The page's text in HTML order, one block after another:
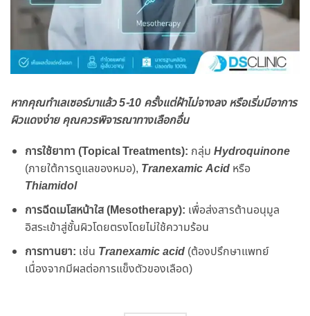
หากคุณทำเลเซอร์มาแล้ว 5-10 ครั้งแต่ฝ้าไม่จางลง หรือเริ่มมีอาการ
ผิวแดงง่าย คุณควรพิจารณาทางเลือกอื่น
การใช้ยาทา (Topical Treatments): กลุ่ม Hydroquinone
(ภายใต้การดูแลของหมอ), Tranexamic Acid หรือ
Thiamidol
การฉีดเมโสหน้าใส (Mesotherapy): เพื่อส่งสารต้านอนุมูล
อิสระเข้าสู่ชั้นผิวโดยตรงโดยไม่ใช้ความร้อน
การทานยา: เช่น Tranexamic acid(ต้องปรึกษาแพทย์
เนื่องจากมีผลต่อการแข็งตัวของเลือด)